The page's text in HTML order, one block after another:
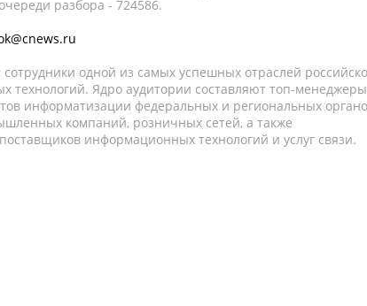
разбора - 724586.
одной из самых успешных отраслей
технологий. Ядро аудитории составляют топ-
информатизации федеральных и региональных
компаний, розничных сетей, а также
информационных технологий и услуг связи.